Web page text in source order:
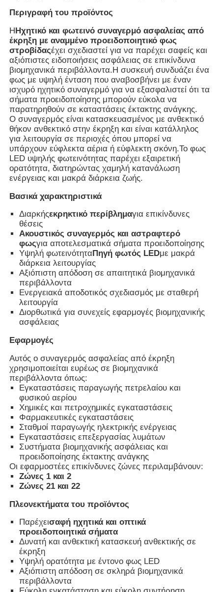
Αρχική Σελίδα
Προϊόντα
Σχετικά με εμάς
Γύρος εργοστασίων
Ποιοτικός έλεγχος
επαφή
Ζητήστε ένα απόσπασμα
Explosionproof φωτισμός
Explosionproof φως συναγερμών
ανεμιστήρας με προστασία από έκρηξη
Πυροσβεστικό κουτί
αντιεκρηκτικός διακόπτης
Πυροσβεστικά αδένες καλωδίων
explosionproof βούλωμα και υποδοχή
Περιγραφή του προϊόντος
ΗΗχητικό και φωτεινό συναγερμό ασφαλείας από
έκρηξη με αναμμένο προειδοποιητικό φως
στροβίδαςέχει σχεδιαστεί για να παρέχει σαφείς και
αξιόπιστες ειδοποιήσεις ασφάλειας σε επικίνδυνα
βιομηχανικά περιβάλλοντα.Η συσκευή συνδυάζει ένα
φως με υψηλή ένταση που αναβοσβήνει με έναν
ισχυρό ηχητικό συναγερμό για να εξασφαλιστεί ότι τα
σήματα προειδοποίησης μπορούν εύκολα να
παρατηρηθούν σε καταστάσεις έκτακτης ανάγκης.
Ο συναγερμός είναι κατασκευασμένος με ανθεκτικό
θήκον ανθεκτικό στην έκρηξη και είναι κατάλληλος
για λειτουργία σε περιοχές όπου μπορεί να
υπάρχουν εύφλεκτα αέρια ή εύφλεκτη σκόνη.Το φως
LED υψηλής φωτεινότητας παρέχει εξαιρετική
ορατότητα, διατηρώντας χαμηλή κατανάλωση
ενέργειας και μακρά διάρκεια ζωής.
Βασικά χαρακτηριστικά
Διαρκήςεκρηκτικό περίβλημαγια επικίνδυνες
θέσεις
Ακουστικός συναγερμός και αστραφτερό
φωςγια αποτελεσματικά σήματα προειδοποίησης
Υψηλή φωτεινότηταΠηγή φωτός LEDμε μακρά
διάρκεια λειτουργίας
Αξιόπιστη απόδοση σε απαιτητικά βιομηχανικά
περιβάλλοντα
Ενεργειακά αποδοτικός σχεδιασμός με σταθερή
λειτουργία
Διορθωτικά για συνεχείς εφαρμογές βιομηχανικής
ασφάλειας
Εφαρμογές
Αυτός ο συναγερμός ασφαλείας από έκρηξη
χρησιμοποιείται ευρέως σε βιομηχανικά
περιβάλλοντα όπως:
Εγκαταστάσεις παραγωγής πετρελαίου και
φυσικού αερίου
Χημικές και πετροχημικές εγκαταστάσεις
Φαρμακευτικές εγκαταστάσεις
Σταθμοί παραγωγής ηλεκτρικής ενέργειας
Εγκαταστάσεις επεξεργασίας λυμάτων
Συστήματα βιομηχανικής ασφάλειας και
προειδοποίησης έκτακτης ανάγκης
Οι εφαρμοστέες επικίνδυνες ζώνες περιλαμβάνουν:
Ζώνες 1 και 2
Ζώνες 21 και 22
Πλεονεκτήματα του προϊόντος
Παρέχεισαφή ηχητικά και οπτικά
προειδοποιητικά σήματα
Δυνατή και ανθεκτική κατασκευή ανθεκτικής σε
έκρηξη
Υψηλή ορατότητα με έντονο φως LED
Αξιόπιστη απόδοση σε σκληρά βιομηχανικά
περιβάλλοντα